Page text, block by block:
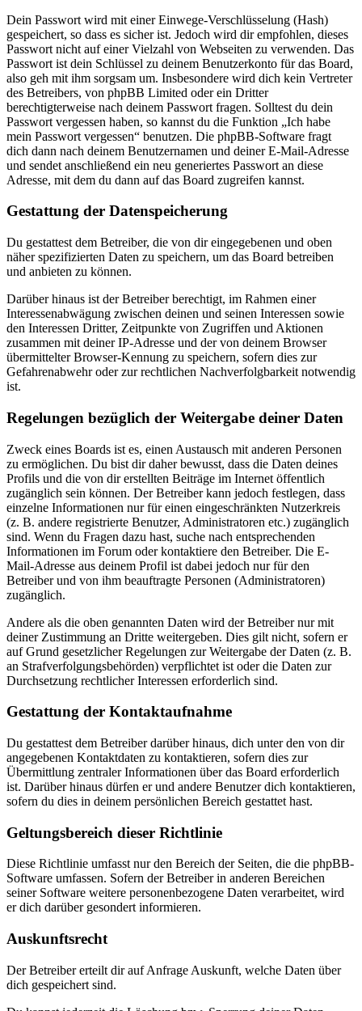
Dein Passwort wird mit einer Einwege-Verschlüsselung (Hash)
gespeichert, so dass es sicher ist. Jedoch wird dir empfohlen, dieses
Passwort nicht auf einer Vielzahl von Webseiten zu verwenden. Das
Passwort ist dein Schlüssel zu deinem Benutzerkonto für das Board,
also geh mit ihm sorgsam um. Insbesondere wird dich kein Vertreter
des Betreibers, von phpBB Limited oder ein Dritter
berechtigterweise nach deinem Passwort fragen. Solltest du dein
Passwort vergessen haben, so kannst du die Funktion „Ich habe
mein Passwort vergessen“ benutzen. Die phpBB-Software fragt
dich dann nach deinem Benutzernamen und deiner E-Mail-Adresse
und sendet anschließend ein neu generiertes Passwort an diese
Adresse, mit dem du dann auf das Board zugreifen kannst.
Gestattung der Datenspeicherung
Du gestattest dem Betreiber, die von dir eingegebenen und oben
näher spezifizierten Daten zu speichern, um das Board betreiben
und anbieten zu können.
Darüber hinaus ist der Betreiber berechtigt, im Rahmen einer
Interessenabwägung zwischen deinen und seinen Interessen sowie
den Interessen Dritter, Zeitpunkte von Zugriffen und Aktionen
zusammen mit deiner IP-Adresse und der von deinem Browser
übermittelter Browser-Kennung zu speichern, sofern dies zur
Gefahrenabwehr oder zur rechtlichen Nachverfolgbarkeit notwendig
ist.
Regelungen bezüglich der Weitergabe deiner Daten
Zweck eines Boards ist es, einen Austausch mit anderen Personen
zu ermöglichen. Du bist dir daher bewusst, dass die Daten deines
Profils und die von dir erstellten Beiträge im Internet öffentlich
zugänglich sein können. Der Betreiber kann jedoch festlegen, dass
einzelne Informationen nur für einen eingeschränkten Nutzerkreis
(z. B. andere registrierte Benutzer, Administratoren etc.) zugänglich
sind. Wenn du Fragen dazu hast, suche nach entsprechenden
Informationen im Forum oder kontaktiere den Betreiber. Die E-
Mail-Adresse aus deinem Profil ist dabei jedoch nur für den
Betreiber und von ihm beauftragte Personen (Administratoren)
zugänglich.
Andere als die oben genannten Daten wird der Betreiber nur mit
deiner Zustimmung an Dritte weitergeben. Dies gilt nicht, sofern er
auf Grund gesetzlicher Regelungen zur Weitergabe der Daten (z. B.
an Strafverfolgungsbehörden) verpflichtet ist oder die Daten zur
Durchsetzung rechtlicher Interessen erforderlich sind.
Gestattung der Kontaktaufnahme
Du gestattest dem Betreiber darüber hinaus, dich unter den von dir
angegebenen Kontaktdaten zu kontaktieren, sofern dies zur
Übermittlung zentraler Informationen über das Board erforderlich
ist. Darüber hinaus dürfen er und andere Benutzer dich kontaktieren,
sofern du dies in deinem persönlichen Bereich gestattet hast.
Geltungsbereich dieser Richtlinie
Diese Richtlinie umfasst nur den Bereich der Seiten, die die phpBB-
Software umfassen. Sofern der Betreiber in anderen Bereichen
seiner Software weitere personenbezogene Daten verarbeitet, wird
er dich darüber gesondert informieren.
Auskunftsrecht
Der Betreiber erteilt dir auf Anfrage Auskunft, welche Daten über
dich gespeichert sind.